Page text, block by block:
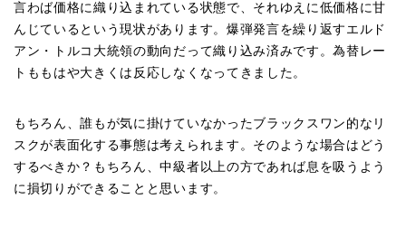
言わば価格に織り込まれている状態で、それゆえに低価格に甘
んじているという現状があります。爆弾発言を繰り返すエルド
アン・トルコ大統領の動向だって織り込み済みです。為替レー
トももはや大きくは反応しなくなってきました。
もちろん、誰もが気に掛けていなかったブラックスワン的なリ
スクが表面化する事態は考えられます。そのような場合はどう
するべきか？もちろん、中級者以上の方であれば息を吸うよう
に損切りができることと思います。